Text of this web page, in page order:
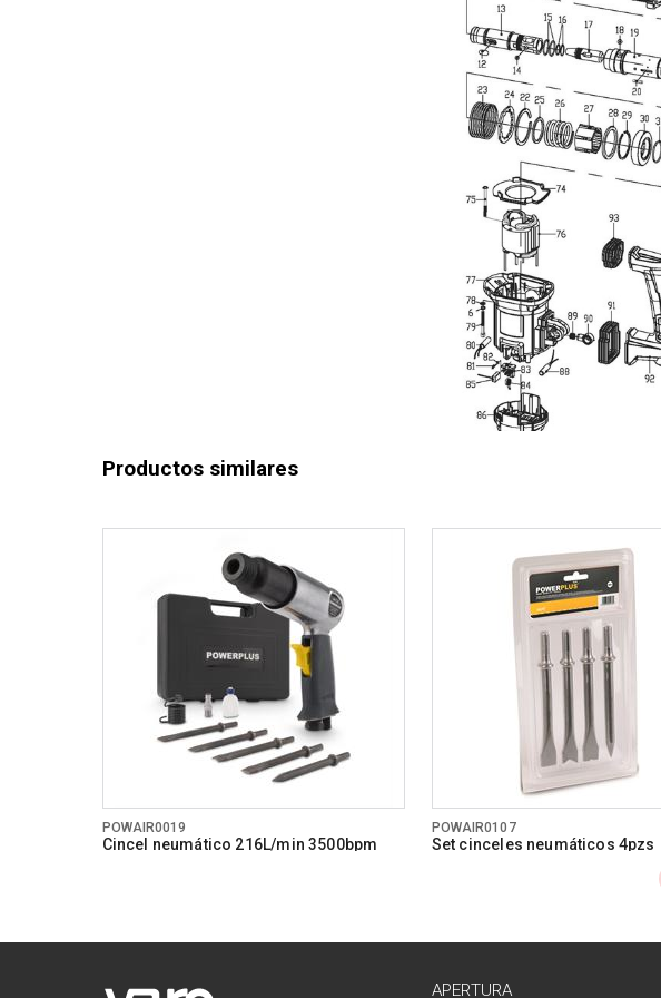
Velocidad de rotación (n) min
Velocidad de rotación (n) máx
Capacidad de perforación acero
Capacidad de perforación madera
Tasa de impacto 1 máx.
Capacidad de perforación hormigón
Tasa de impacto 1 mín.
Función del cincel
Garantía general
Productos similares
POWAIR0019
Cincel neumático 216L/min 3500bpm
POWAIR0107
Set cinceles neumáticos 4pzs
APERTURA